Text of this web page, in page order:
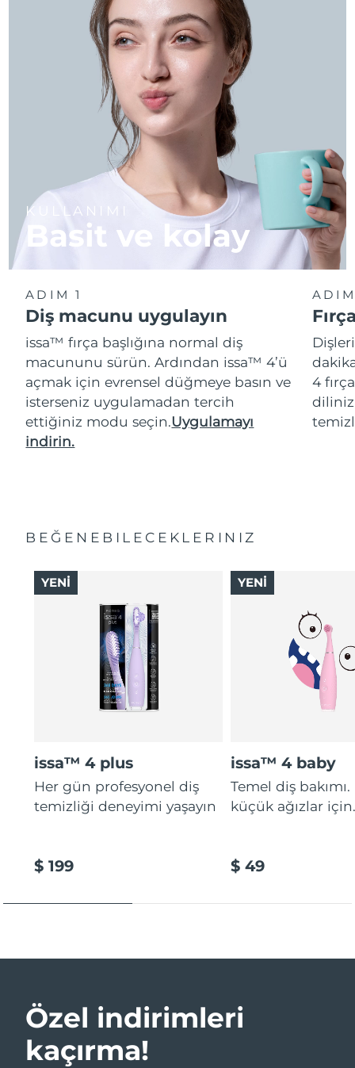
KULLANIMI
Basit ve kolay
ADIM 1
Diş macunu uygulayın
issa™ fırça başlığına normal diş
macununu sürün. Ardından issa™ 4’ü
açmak için evrensel düğmeye basın ve
isterseniz uygulamadan tercih
ettiğiniz modu seçin.Uygulamayı
indirin.
4
BEĞENEBILECEKLERINIZ
issa™ 4 plus
Her gün profesyonel diş
temizliği deneyimi yaşayın
$ 199
YENİ
issa™ 4 baby
Temel diş
küçük ağızlar
$ 49
YENİ
Özel indirimleri
kaçırma!